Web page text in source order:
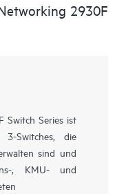
2930F
Switch Series ist
Switches, die
sind und
, KMU- und